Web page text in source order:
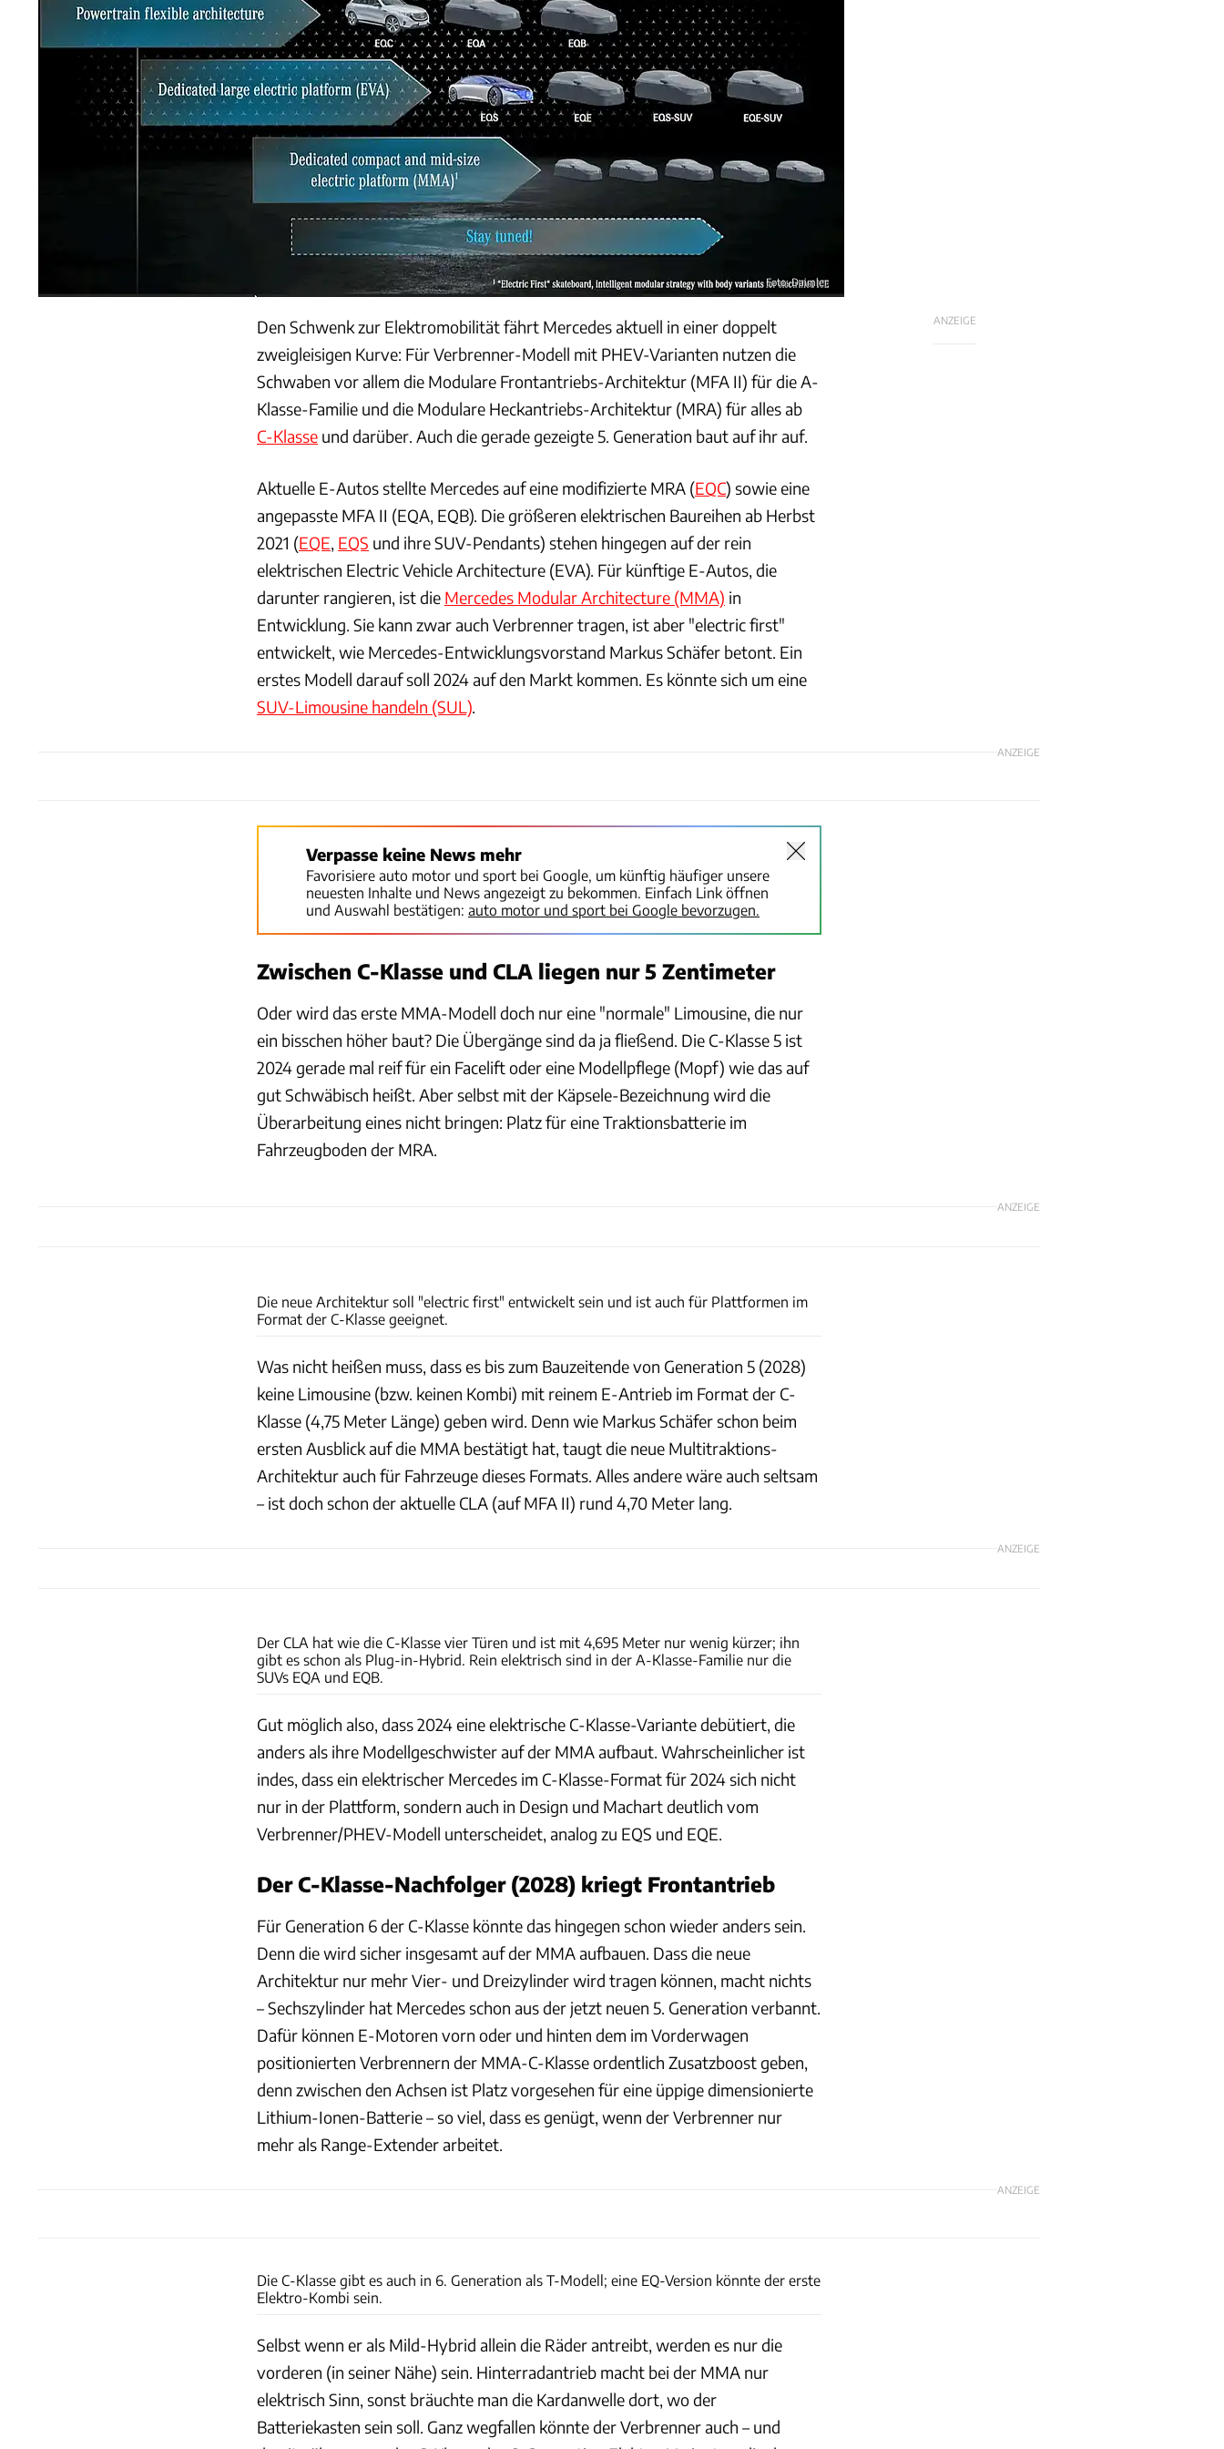
Foto: Daimler
ANZEIGE
Den Schwenk zur Elektromobilität fährt Mercedes aktuell in einer doppelt
zweigleisigen Kurve: Für Verbrenner-Modell mit PHEV-Varianten nutzen die
Schwaben vor allem die Modulare Frontantriebs-Architektur (MFA II) für die A-
Klasse-Familie und die Modulare Heckantriebs-Architektur (MRA) für alles ab
C-Klasse und darüber. Auch die gerade gezeigte 5. Generation baut auf ihr auf.
Aktuelle E-Autos stellte Mercedes auf eine modifizierte MRA (EQC) sowie eine
angepasste MFA II (EQA, EQB). Die größeren elektrischen Baureihen ab Herbst
2021 (EQE EQS und ihre SUV-Pendants) stehen hingegen auf der rein
elektrischen Electric Vehicle Architecture (EVA). Für künftige E-Autos, die
darunter rangieren, ist die Mercedes Modular Architecture (MMA) in
Entwicklung. Sie kann zwar auch Verbrenner tragen, ist aber "electric first"
entwickelt, wie Mercedes-Entwicklungsvorstand Markus Schäfer betont. Ein
erstes Modell darauf soll 2024 auf den Markt kommen. Es könnte sich um eine
SUV-Limousine handeln (SUL)
ANZEIGE
Verpasse keine News mehr
Favorisiere auto motor und sport bei Google, um künftig häufiger unsere
neuesten Inhalte und News angezeigt zu bekommen. Einfach Link öffnen
und Auswahl bestätigen: auto motor und sport bei Google bevorzugen.
Zwischen C-Klasse und CLA liegen nur 5 Zentimeter
Oder wird das erste MMA-Modell doch nur eine "normale" Limousine, die nur
ein bisschen höher baut? Die Übergänge sind da ja fließend. Die C-Klasse 5 ist
2024 gerade mal reif für ein Facelift oder eine Modellpflege (Mopf) wie das auf
gut Schwäbisch heißt. Aber selbst mit der Käpsele-Bezeichnung wird die
Überarbeitung eines nicht bringen: Platz für eine Traktionsbatterie im
Fahrzeugboden der MRA.
ANZEIGE
Die neue Architektur soll "electric first" entwickelt sein und ist auch für Plattformen im
Format der C-Klasse geeignet.
Was nicht heißen muss, dass es bis zum Bauzeitende von Generation 5 (2028)
keine Limousine (bzw. keinen Kombi) mit reinem E-Antrieb im Format der C-
Klasse (4,75 Meter Länge) geben wird. Denn wie Markus Schäfer schon beim
ersten Ausblick auf die MMA bestätigt hat, taugt die neue Multitraktions-
Architektur auch für Fahrzeuge dieses Formats. Alles andere wäre auch seltsam
– ist doch schon der aktuelle CLA (auf MFA II) rund 4,70 Meter lang.
ANZEIGE
Der CLA hat wie die C-Klasse vier Türen und ist mit 4,695 Meter nur wenig kürzer; ihn
gibt es schon als Plug-in-Hybrid. Rein elektrisch sind in der A-Klasse-Familie nur die
SUVs EQA und EQB.
Gut möglich also, dass 2024 eine elektrische C-Klasse-Variante debütiert, die
anders als ihre Modellgeschwister auf der MMA aufbaut. Wahrscheinlicher ist
indes, dass ein elektrischer Mercedes im C-Klasse-Format für 2024 sich nicht
nur in der Plattform, sondern auch in Design und Machart deutlich vom
Verbrenner/PHEV-Modell unterscheidet, analog zu EQS und EQE.
Der C-Klasse-Nachfolger (2028) kriegt Frontantrieb
Für Generation 6 der C-Klasse könnte das hingegen schon wieder anders sein.
Denn die wird sicher insgesamt auf der MMA aufbauen. Dass die neue
Architektur nur mehr Vier- und Dreizylinder wird tragen können, macht nichts
– Sechszylinder hat Mercedes schon aus der jetzt neuen 5. Generation verbannt.
Dafür können E-Motoren vorn oder und hinten dem im Vorderwagen
positionierten Verbrennern der MMA-C-Klasse ordentlich Zusatzboost geben,
denn zwischen den Achsen ist Platz vorgesehen für eine üppige dimensionierte
Lithium-Ionen-Batterie – so viel, dass es genügt, wenn der Verbrenner nur
mehr als Range-Extender arbeitet.
ANZEIGE
Die C-Klasse gibt es auch in 6. Generation als T-Modell; eine EQ-Version könnte der erste
Elektro-Kombi sein.
Selbst wenn er als Mild-Hybrid allein die Räder antreibt, werden es nur die
vorderen (in seiner Nähe) sein. Hinterradantrieb macht bei der MMA nur
elektrisch Sinn, sonst bräuchte man die Kardanwelle dort, wo der
Batteriekasten sein soll. Ganz wegfallen könnte der Verbrenner auch – und